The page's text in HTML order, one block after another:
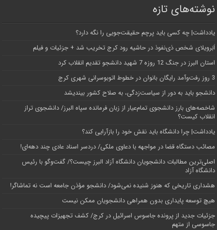
نوشته‌های تازه
یادداشت| ‌چه کسی باید پرچم حقیقت‌جویی را نگه دارد؟
اَبَر‌ویلای شخص ذی‌نفوذ در حاشیه‌ رود کرج تخریب شد + جزئیات و فیلم
استان البرز در جنگ 12 روزه 7 شهید دانشجو تقدیم انقلاب کرد
3 روز رفت‌وآمد رایگان بانوان در خطوط اتوبوسرانی شهری کرج
دانشجو باید به دور از سیاست‌زدگی، به صلاح کشور بیندیشد
شاخصه‌های بارز دانشجوی تمام‌عیار از زبان فرمانده سپاه البرز/ دانشجوی تراز
انقلاب کیست؟
یادداشت| چرا دانشگاه باید نقش خود را بازآرایی کند؟
مصائب دستگاه قضا در مواجهه با دعاوی ملکی/ دردسر اسناد عادی چند‌ دهه‌ای!
اصلی‌ترین مطالبات دانشجویان دانشگاه آزاد البرز چیست؟/ گفت‌وگو با رئیس
دانشگاه آز‌اد
هشداری تاریخی که هنوز شنیده نمی‌شود/ دانشجو مؤذن جامعه است نه تماشاگر!
هیچ توسعه پایداری بدون همراهی دانشجویان ممکن نیست
جزئیات جدید از پرونده جاسوس اسرائیل در کرج/‌ کشف تجهیزات پیچیده
جاسوسی از متهم